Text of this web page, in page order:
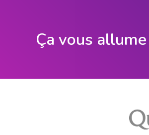
Ça vous allume